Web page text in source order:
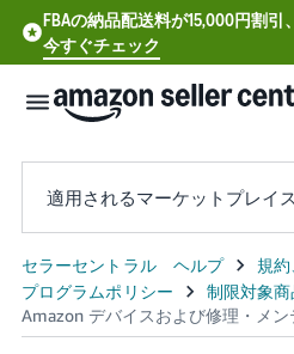
FBAの納品配送料が15,000円割引
今すぐチェック
中
文
適用されるマーケットプレイ